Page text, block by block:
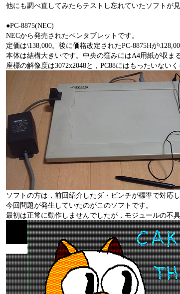
他にも調べ直してみたらテストし忘れていたソフトが
●PC-8875(NEC)
NECから発売されたペンタブレットです。
定価は\138,000。後に価格改定されたPC-8875Hが
本体は結構大きいです。中央の窪みにはA4用紙が収ま
座標の解像度は3072x2048と，PC88にはもったいないく
ソフトの方は，前回紹介したダ・ビンチが標準で対応し
今回問題が発生していたのがこのソフトです。
最初は正常に動作しませんでしたが，モジュールの不